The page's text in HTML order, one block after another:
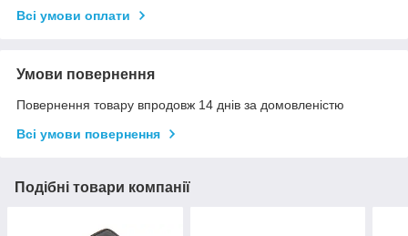
Всі умови оплати
Умови повернення
Повернення товару впродовж 14 днів за домовленістю
Всі умови повернення
Подібні товари компанії